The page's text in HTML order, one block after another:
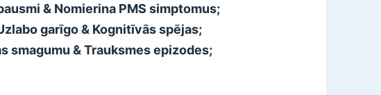
& Nomierina PMS simptomus;
garīgo & Kognitīvās spējas;
smagumu & Trauksmes epizodes;